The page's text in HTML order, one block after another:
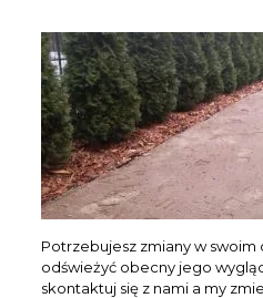
Potrzebujesz zmiany w swoim
odświeżyć obecny jego
skontaktuj się z nami a my